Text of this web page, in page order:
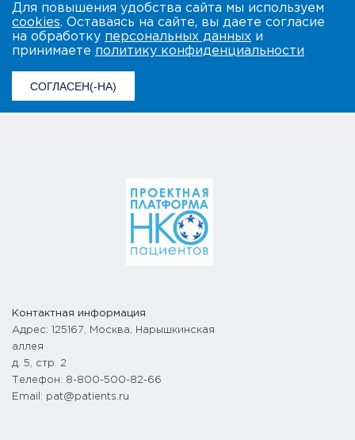
Для повышения удобства сайта мы используем
cookies. Оставаясь на сайте, вы даете согласие
на обработку персональных данных и
принимаете политику конфиденциальности
СОГЛАСЕН(-НА)
Контактная информация
Адрес: 125167, Москва, Нарышкинская
аллея
д. 5, стр. 2
Телефон: 8-800-500-82-66
Email: pat@patients.ru